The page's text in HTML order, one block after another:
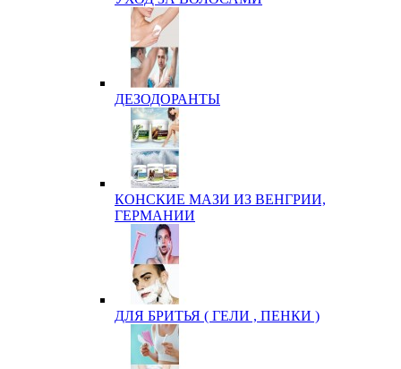
ДЕЗОДОРАНТЫ
КОНСКИЕ МАЗИ ИЗ ВЕНГРИИ,
ГЕРМАНИИ
ДЛЯ БРИТЬЯ ( ГЕЛИ , ПЕНКИ )